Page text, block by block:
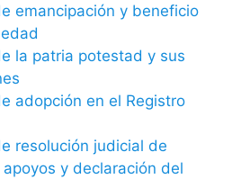
emancipación y beneficio
la patria potestad y sus
adopción en el Registro
resolución judicial de
y declaración del